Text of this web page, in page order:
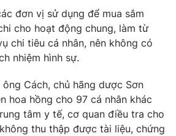
đơn vị sử dụng để mua sắm
cho hoạt động chung, làm từ
chi tiêu cá nhân, nên không có
nhiệm hình sự.
Cách, chủ hãng dược Sơn
hoa hồng cho 97 cá nhân khác
tâm y tế, cơ quan điều tra cho
thu thập được tài liệu, chứng